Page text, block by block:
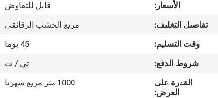
جولة
في
المعمل
مراقبة
الأسعار:
قابل للتفاوض
تفاصيل التغليف:
مربع الخشب الرقائقي
وقت التسليم:
45 يوما
شروط الدفع:
تي / ت
القدرة على
العرض:
1000 متر مربع شهريا